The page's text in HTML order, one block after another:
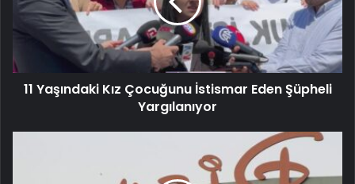
11 Yaşındaki Kız Çocuğunu İstismar Eden Şüpheli
Yargılanıyor